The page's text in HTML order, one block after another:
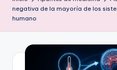
m
o
m
estudio,
resúmenes,
tips
negativa de la mayoría de los
humano